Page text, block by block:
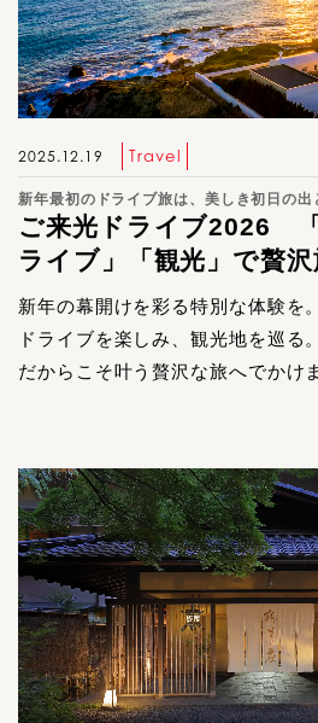
2025.12.19 Travel
新年最初のドライブ旅は、美しき初日の出
ご来光ドライブ2026
ライブ」「観光」で贅
新年の幕開けを彩る特別な体験を
ドライブを楽しみ、観光地を巡る
だからこそ叶う贅沢な旅へでかけ